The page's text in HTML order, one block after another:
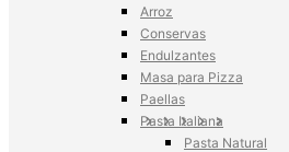
Arroz
Conservas
Endulzantes
Masa para Pizza
Paellas
Pasta Italiana
Pasta Natural